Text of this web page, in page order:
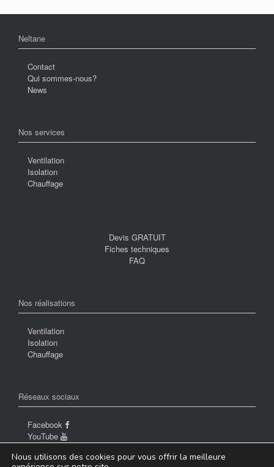
Neltane
Contact
Qui sommes-nous?
News
Nos services
Ventilation
Isolation
Chauffage
Devis GRATUIT
Fiches techniques
FAQ
Nos réalisations
Ventilation
Isolation
Chauffage
Réseaux sociaux
Facebook
YouTube
Nous utilisons des cookies pour vous offrir la meilleure